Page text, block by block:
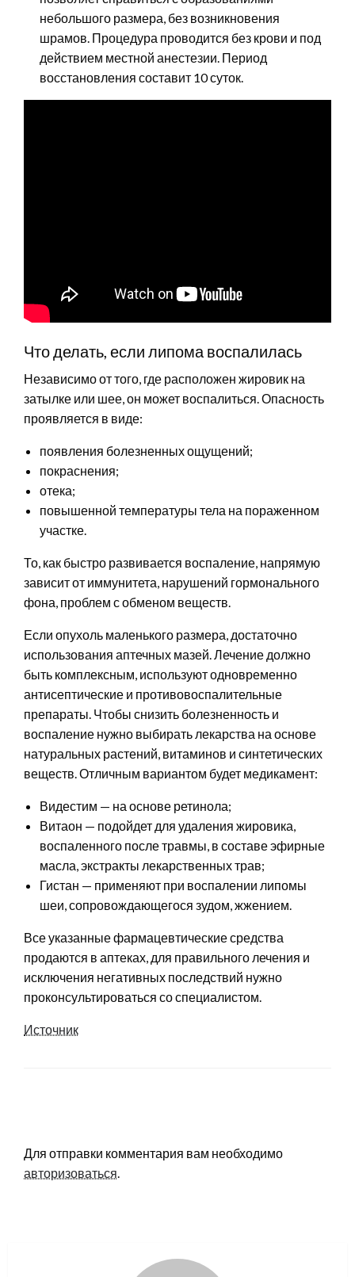
небольшого размера, без возникновения
шрамов. Процедура проводится без крови и под
действием местной анестезии. Период
восстановления составит 10 суток.
Что делать, если липома воспалилась
Независимо от того, где расположен жировик на
затылке или шее, он может воспалиться. Опасность
проявляется в виде:
появления болезненных ощущений;
покраснения;
отека;
повышенной температуры тела на пораженном
участке.
То, как быстро развивается воспаление, напрямую
зависит от иммунитета, нарушений гормонального
фона, проблем с обменом веществ.
Если опухоль маленького размера, достаточно
использования аптечных мазей. Лечение должно
быть комплексным, используют одновременно
антисептические и противовоспалительные
препараты. Чтобы снизить болезненность и
воспаление нужно выбирать лекарства на основе
натуральных растений, витаминов и синтетических
веществ. Отличным вариантом будет медикамент:
Видестим — на основе ретинола;
Витаон — подойдет для удаления жировика,
воспаленного после травмы, в составе эфирные
масла, экстракты лекарственных трав;
Гистан — применяют при воспалении липомы
шеи, сопровождающегося зудом, жжением.
Все указанные фармацевтические средства
продаются в аптеках, для правильного лечения и
исключения негативных последствий нужно
проконсультироваться со специалистом.
Источник
Для отправки комментария вам необходимо
авторизоваться.